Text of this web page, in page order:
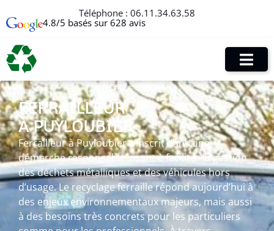
Téléphone : 06.11.34.63.58
4.8/5 basés sur 628 avis
FERRAILLEUR
À PUYLOUBIER
Ferrailleur à Puyloubier s’inscrit dans une
démarche responsable visant à faciliter la gestion
des déchets métalliques et des véhicules hors
d’usage. Le recyclage ferraille répond aujourd’hui à
des enjeux environnementaux majeurs, mais aussi
à des besoins très concrets pour les particuliers